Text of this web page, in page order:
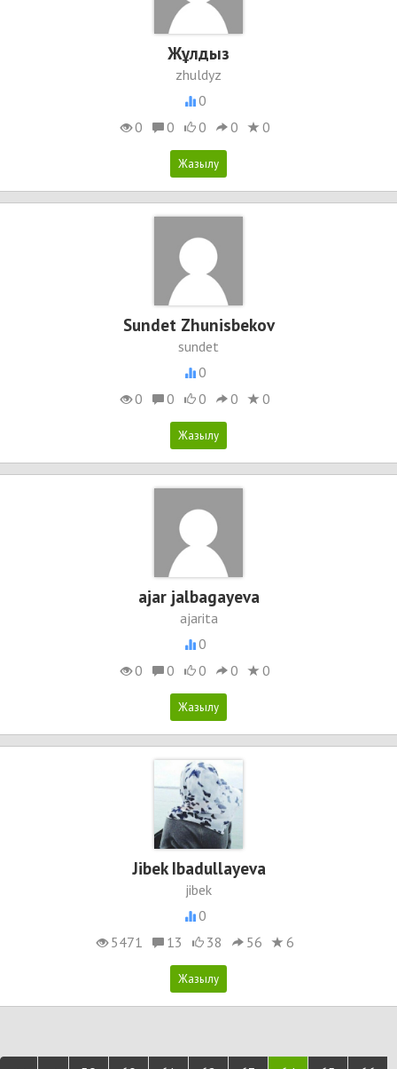
Жұлдыз
zhuldyz
0
0
0 0 0 0
Sundet Zhunisbekov
sundet
0
0
0 0 0 0
ajar jalbagayeva
ajarita
0
0
0 0 0 0
Jibek Ibadullayeva
jibek
0
5471
13 38 56 6